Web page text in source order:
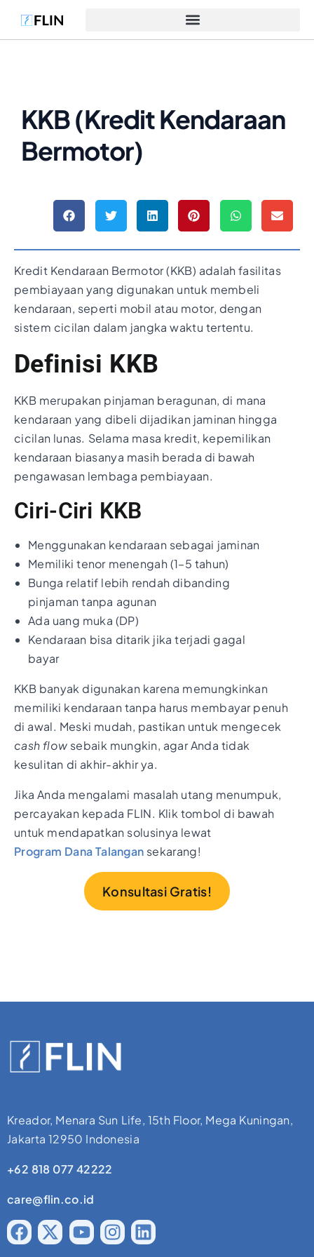
KKB (Kredit Kendaraan
Bermotor)
Kredit Kendaraan Bermotor (KKB) adalah fasilitas
pembiayaan yang digunakan untuk membeli
kendaraan, seperti mobil atau motor, dengan
sistem cicilan dalam jangka waktu tertentu.
Definisi KKB
KKB merupakan pinjaman beragunan, di mana
kendaraan yang dibeli dijadikan jaminan hingga
cicilan lunas. Selama masa kredit, kepemilikan
kendaraan biasanya masih berada di bawah
pengawasan lembaga pembiayaan.
Ciri-Ciri KKB
Menggunakan kendaraan sebagai jaminan
Memiliki tenor menengah (1–5 tahun)
Bunga relatif lebih rendah dibanding
pinjaman tanpa agunan
Ada uang muka (DP)
Kendaraan bisa ditarik jika terjadi gagal
bayar
KKB banyak digunakan karena memungkinkan
memiliki kendaraan tanpa harus membayar penuh
di awal. Meski mudah, pastikan untuk mengecek
cash flow sebaik mungkin, agar Anda tidak
kesulitan di akhir-akhir ya.
Jika Anda mengalami masalah utang menumpuk,
percayakan kepada FLIN. Klik tombol di bawah
untuk mendapatkan solusinya lewat
Program Dana Talangan sekarang!
Konsultasi Gratis!
Kreador, Menara Sun Life, 15th Floor, Mega Kuningan,
Jakarta 12950 Indonesia
+62 818 077 42222
care@flin.co.id